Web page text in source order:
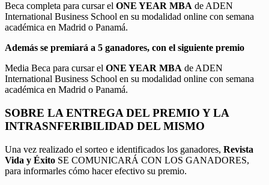
Beca completa para cursar el ONE YEAR MBA de ADEN
International Business School en su modalidad online con semana
académica en Madrid o Panamá.
Además se premiará a 5 ganadores, con el siguiente premio
Media Beca para cursar el ONE YEAR MBA de ADEN
International Business School en su modalidad online con semana
académica en Madrid o Panamá.
SOBRE LA ENTREGA DEL PREMIO Y LA
INTRASNFERIBILIDAD DEL MISMO
Una vez realizado el sorteo e identificados los ganadores, Revista
Vida y Éxito SE COMUNICARÁ CON LOS GANADORES,
para informarles cómo hacer efectivo su premio.